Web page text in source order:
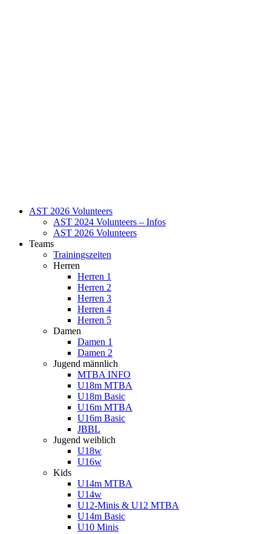
AST 2026 Volunteers
AST 2024 Volunteers – Infos
AST 2026 Volunteers
Teams
Trainingszeiten
Herren
Herren 1
Herren 2
Herren 3
Herren 4
Herren 5
Damen
Damen 1
Damen 2
Jugend männlich
MTBA INFO
U18m MTBA
U18m Basic
U16m MTBA
U16m Basic
JBBL
Jugend weiblich
U18w
U16w
Kids
U14m MTBA
U14w
U12-Minis & U12 MTBA
U14m Basic
U10 Minis